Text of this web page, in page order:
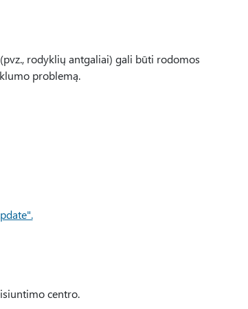
rodyklių antgaliai) gali būti rodomos
problemą.
centro.